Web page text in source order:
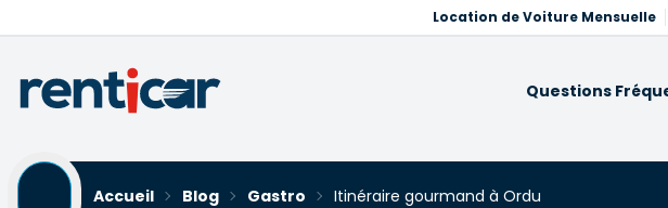
Location de Voiture Mensuelle
Questions
Accueil
Blog Gastro Itinéraire gourmand à Ordu